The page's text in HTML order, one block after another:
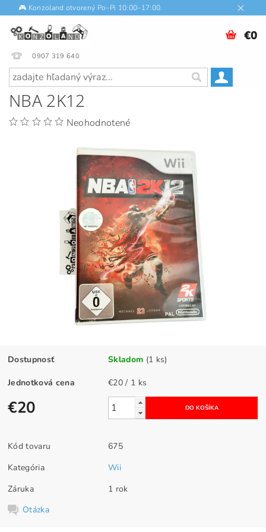
🎮 Konzoland otvorený Po–Pi 10:00–17:00.
0907 319 640
€0
NBA 2K12
Neohodnotené
Dostupnosť Skladom (1 ks)
Jednotková cena €20 / 1 ks
€20
Kód tovaru
675
Kategória
Wii
Záruka
1 rok
Otázka